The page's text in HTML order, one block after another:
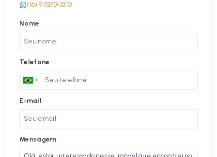
(16) 9 9373-3310
Nome
Telefone
E-mail
Mensagem